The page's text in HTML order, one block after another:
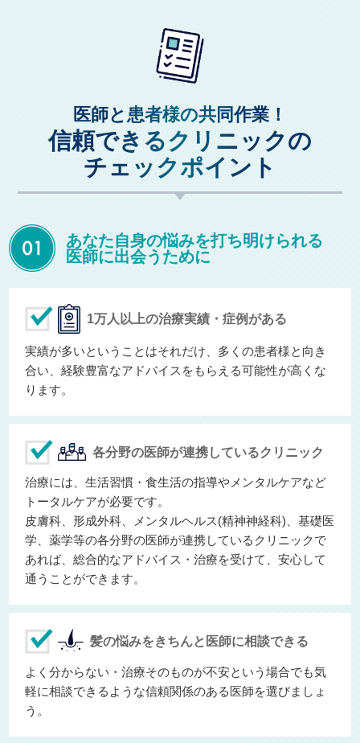
医師と患者様の共同作業！
信頼できるクリニックの
チェックポイント
あなた自身の悩みを打ち明けられる
医師に出会うために
1万人以上の治療実績・症例がある
実績が多いということはそれだけ、多くの患者様と向き
合い、経験豊富なアドバイスをもらえる可能性が高くな
ります。
各分野の医師が連携しているクリニック
治療には、生活習慣・食生活の指導やメンタルケアなど
トータルケアが必要です。
皮膚科、形成外科、メンタルヘルス(精神神経科)、基礎医
学、薬学等の各分野の医師が連携しているクリニックで
あれば、総合的なアドバイス・治療を受けて、安心して
通うことができます。
髪の悩みをきちんと医師に相談できる
よく分からない・治療そのものが不安という場合でも気
軽に相談できるような信頼関係のある医師を選びましょ
う。